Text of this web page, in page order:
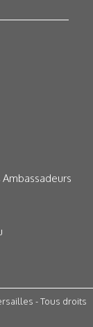
Ambassadeurs
- Tous droits